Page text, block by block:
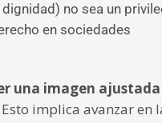
no sea un
en sociedades
una imagen
Esto implica avanzar en